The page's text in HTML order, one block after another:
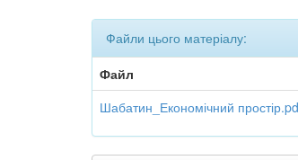
Файли цього матеріалу:
Файл
Шабатин_Економічний